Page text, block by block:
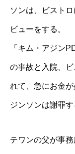
ソンは、ビスト
ビューをする。
「キム・アジン
の事故と入院、
れて、急にお金が
ジンソンは謝罪す
テワンの父が事